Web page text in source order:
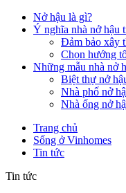
Nở hậu là gì?
Ý nghĩa nhà nở hậu
Đảm bảo xây
Chọn hướng
Những mẫu nhà nở
Biệt thự nở
Nhà phố nở
Nhà ống nở
Trang chủ
Sống ở Vinhomes
Tin tức
Tin tức